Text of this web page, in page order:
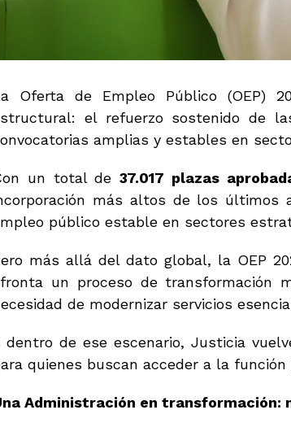
Oferta de Empleo Público (OEP)
el refuerzo sostenido de
amplias y estables en
un total de37.017 plazas
más altos de los últimos
público estable en sectores
más allá del dato global, la OEP
un proceso de transformación
de modernizar servicios
dentro de ese escenario, Justicia
quienes buscan acceder a la función
Administración en